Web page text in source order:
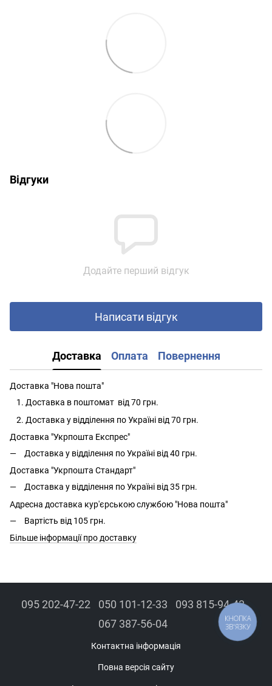
Відгуки
Додайте перший відгук
Написати відгук
Доставка Оплата Повернення
Доставка "Нова пошта"
Доставка в поштомат від 70 грн.
Доставка у відділення по Україні від 70 грн.
Доставка "Укрпошта Експрес"
Доставка у відділення по Україні від 40 грн.
Доставка "Укрпошта Стандарт"
Доставка у відділення по Україні від 35 грн.
Адресна доставка кур'єрською службою "Нова пошта"
Вартість від 105 грн.
Більше інформації про доставку
095 202-47-22 050 101-12-33
093 815-94-43
067 387-56-04
Контактна інформація
Повна версія сайту
КНОПКА
ЗВ'ЯЗКУ